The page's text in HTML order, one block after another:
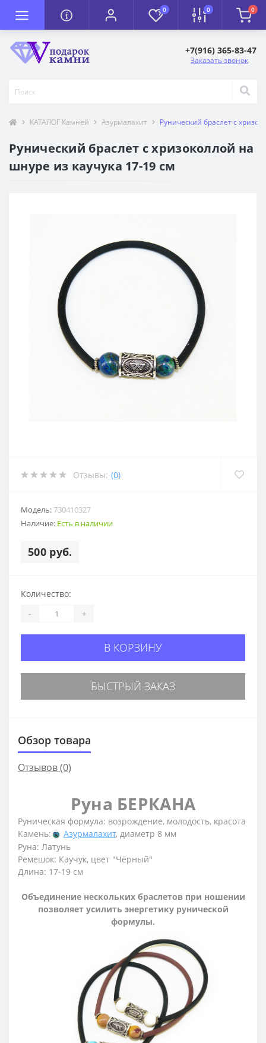
0 0 0
+7(916) 365-83-47
Заказать звонок
КАТАЛОГ Камней Азурмалахит Рунический браслет с
Рунический браслет с хризоколлой на
шнуре из каучука 17-19 см
Отзывы: (0)
Модель:730410327
Наличие: Есть в наличии
500 руб.
Количество:
- +
В КОРЗИНУ
БЫСТРЫЙ ЗАКАЗ
Обзор товара
Отзывов (0)
Руна БЕРКАНА
Руническая формула: возрождение, молодость, красота
Камень:
Азурмалахит, диаметр 8 мм
Руна: Латунь
Ремешок: Каучук, цвет "Чёрный"
Длина: 17-19 см
Объединение нескольких браслетов при ношении
позволяет усилить энергетику рунической
формулы.